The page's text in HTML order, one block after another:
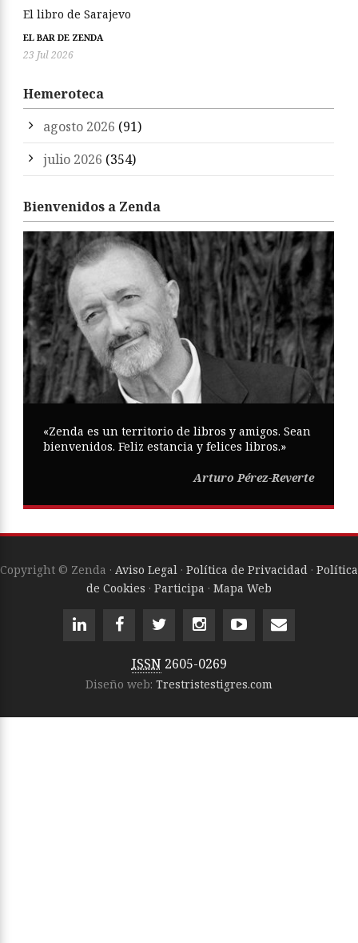
El libro de Sarajevo
EL BAR DE ZENDA
23 Jul 2026
Hemeroteca
agosto 2026 (91)
julio 2026 (354)
Bienvenidos a Zenda
«Zenda es un territorio de libros y amigos. Sean
bienvenidos. Feliz estancia y felices libros.»
Arturo Pérez-Reverte
Copyright © Zenda · Aviso Legal · Política de Privacidad · Política
de Cookies · Participa · Mapa Web
ISSN 2605-0269
Diseño web: Trestristestigres.com